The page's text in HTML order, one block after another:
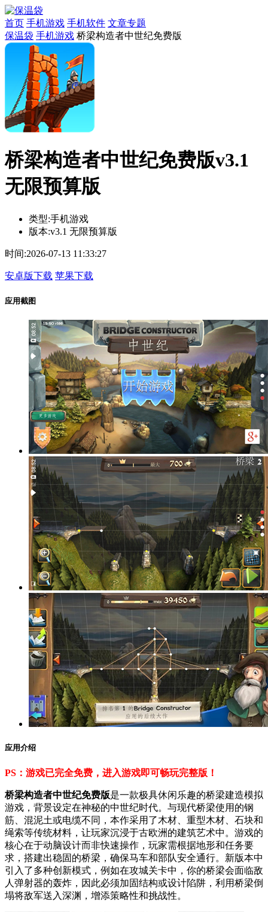
首页 手机游戏 手机软件 文章专题
保温袋 手机游戏 桥梁构造者中世纪免费版
桥梁构造者中世纪免费版v3.1
无限预算版
类型:手机游戏
版本:v3.1 无限预算版
时间:2026-07-13 11:33:27
安卓版下载 苹果下载
应用截图
应用介绍
PS：游戏已完全免费，进入游戏即可畅玩完整版！
桥梁构造者中世纪免费版是一款极具休闲乐趣的桥梁建造模拟
游戏，背景设定在神秘的中世纪时代。与现代桥梁使用的钢
筋、混泥土或电缆不同，本作采用了木材、重型木材、石块和
绳索等传统材料，让玩家沉浸于古欧洲的建筑艺术中。游戏的
核心在于动脑设计而非快速操作，玩家需根据地形和任务要
求，搭建出稳固的桥梁，确保马车和部队安全通行。新版本中
引入了多种创新模式，例如在攻城关卡中，你的桥梁会面临敌
人弹射器的轰炸，因此必须加固结构或设计陷阱，利用桥梁倒
塌将敌军送入深渊，增添策略性和挑战性。